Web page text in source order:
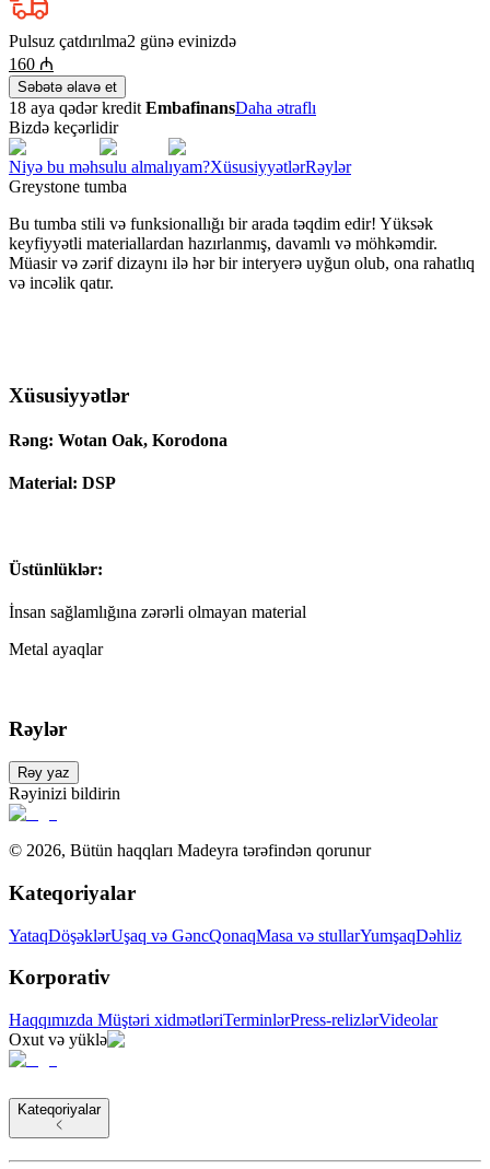
Pulsuz çatdırılma2 günə evinizdə
160 ₼
Səbətə əlavə et
18 aya qədər kredit EmbafinansDaha ətraflı
Bizdə keçərlidir
Niyə bu məhsulu almalıyam?XüsusiyyətlərRəylər
Greystone tumba
Bu tumba stili və funksionallığı bir arada təqdim edir! Yüksək
keyfiyyətli materiallardan hazırlanmış, davamlı və möhkəmdir.
Müasir və zərif dizaynı ilə hər bir interyerə uyğun olub, ona rahatlıq
və incəlik qatır.
Xüsusiyyətlər
Rəng: Wotan Oak, Korodona
Material: DSP
Üstünlüklər:
İnsan sağlamlığına zərərli olmayan material
Metal ayaqlar
Rəylər
Rəy yaz
Rəyinizi bildirin
© 2026, Bütün haqqları Madeyra tərəfindən qorunur
Kateqoriyalar
YataqDöşəklərUşaq və GəncQonaqMasa və stullarYumşaqDəhliz
Korporativ
Haqqımızda Müştəri xidmətləriTerminlərPress-relizlərVideolar
Oxut və yüklə
Kateqoriyalar